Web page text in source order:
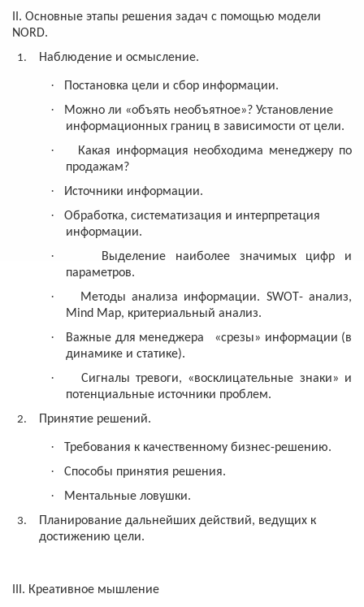
. Основные этапы решения задач с помощью модели
NORD.
Наблюдение и осмысление.
· Постановка цели и сбор информации.
·
Можно ли «объять необъятное»? Установление
информационных границ в зависимости от цели.
·
Какая информация необходима менеджеру по
продажам?
· Источники информации.
·
Обработка, систематизация и интерпретация
информации.
·
Выделение наиболее значимых цифр и
параметров.
· Методы анализа информации. SWOT - анализ,
Mind Map, критериальный анализ.
· Важные для менеджера
«срезы» информации (в
динамике и статике).
·
Сигналы тревоги, «восклицательные знаки» и
потенциальные источники проблем.
Принятие решений.
· Требования к качественному бизнес-решению.
· Способы принятия решения.
·
Ментальные ловушки.
Планирование дальнейших действий, ведущих к
достижению цели.
. Креативное мышление